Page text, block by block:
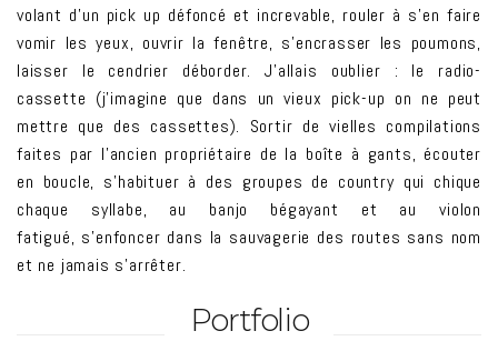
volant d’un pick up défoncé et increvable, rouler à s’en faire
vomir les yeux, ouvrir la fenêtre, s’encrasser les poumons,
laisser le cendrier déborder.J’allais oublier : le radio-
cassette (j’imagine que dans un vieux pick-up on ne peut
mettre que des cassettes). Sortir de vielles compilations
faites par l’ancien propriétaire de la boîte à gants, écouter
en boucle, s’habituer à des groupes de country qui chique
chaque syllabe, au banjo bégayant et au violon
fatigué, s’enfoncer dans la sauvagerie des routes sans nom
et ne jamais s’arrêter.
Portfolio